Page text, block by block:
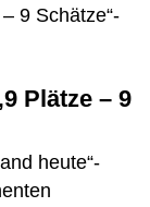
9 Schätze“-
Plätze – 9
heute“-